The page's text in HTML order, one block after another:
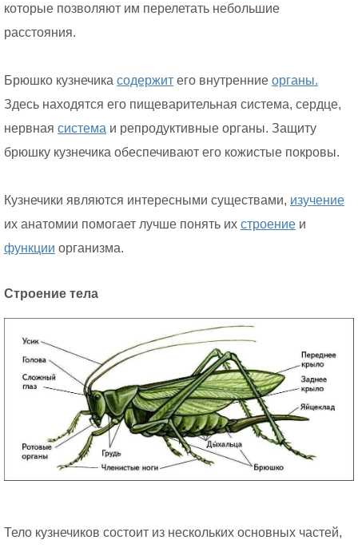
которые позволяют им перелетать небольшие
расстояния.
Брюшко кузнечика содержит его внутренние органы.
Здесь находятся его пищеварительная система, сердце,
нервная система и репродуктивные органы. Защиту
брюшку кузнечика обеспечивают его кожистые покровы.
Кузнечики являются интересными существами, изучение
их анатомии помогает лучше понять их строение и
функции организма.
Строение тела
Тело кузнечиков состоит из нескольких основных частей,